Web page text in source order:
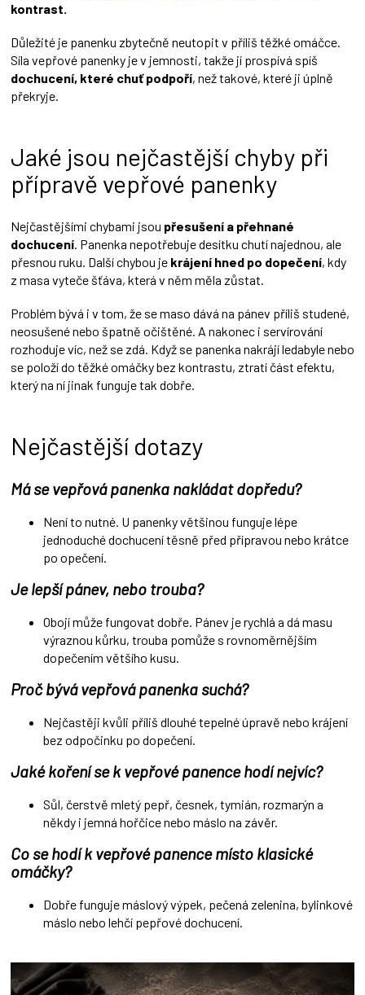
kontrast.
Důležité je panenku zbytečně neutopit v příliš těžké omáčce.
Síla vepřové panenky je v jemnosti, takže jí prospívá spíš
dochucení, které chuť podpoří, než takové, které ji úplně
překryje.
Jaké jsou nejčastější chyby při
přípravě vepřové panenky
Nejčastějšími chybami jsou přesušení a přehnané
dochucení. Panenka nepotřebuje desítku chutí najednou, ale
přesnou ruku. Další chybou je krájení hned po dopečení, kdy
z masa vyteče šťáva, která v něm měla zůstat.
Problém bývá i v tom, že se maso dává na pánev příliš studené,
neosušené nebo špatně očištěné. A nakonec i servírování
rozhoduje víc, než se zdá. Když se panenka nakrájí ledabyle nebo
se položí do těžké omáčky bez kontrastu, ztratí část efektu,
který na ní jinak funguje tak dobře.
Nejčastější dotazy
Má se vepřová panenka nakládat dopředu?
Není to nutné. U panenky většinou funguje lépe
jednoduché dochucení těsně před přípravou nebo krátce
po opečení.
Je lepší pánev, nebo trouba?
Obojí může fungovat dobře. Pánev je rychlá a dá masu
výraznou kůrku, trouba pomůže s rovnoměrnějším
dopečením většího kusu.
Proč bývá vepřová panenka suchá?
Nejčastěji kvůli příliš dlouhé tepelné úpravě nebo krájení
bez odpočinku po dopečení.
Jaké koření se k vepřové panence hodí nejvíc?
Sůl, čerstvě mletý pepř, česnek, tymián, rozmarýn a
někdy i jemná hořčice nebo máslo na závěr.
Co se hodí k vepřové panence místo klasické
omáčky?
Dobře funguje máslový výpek, pečená zelenina, bylinkové
máslo nebo lehčí pepřové dochucení.